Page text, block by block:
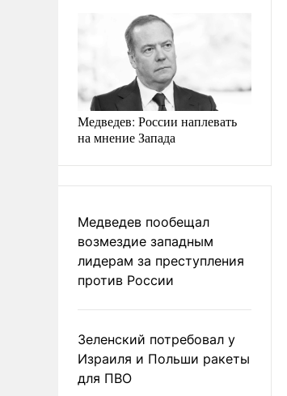
Медведев: России наплевать
на мнение Запада
Медведев пообещал
возмездие западным
лидерам за преступления
против России
Зеленский потребовал у
Израиля и Польши ракеты
для ПВО